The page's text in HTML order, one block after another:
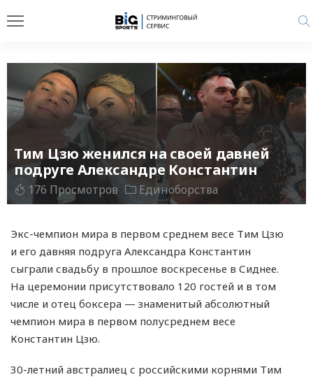
Тим Цзю женился на своей давней
подруге Александре Константин
176 Просмотров Единоборства
Экс-чемпион мира в первом среднем весе Тим Цзю
и его давняя подруга Александра Константин
сыграли свадьбу в прошлое воскресенье в Сиднее.
На церемонии присутствовало 120 гостей и в том
числе и отец боксера — знаменитый абсолютный
чемпион мира в первом полусреднем весе
Константин Цзю.
30-летний австралиец с российскими корнями Тим